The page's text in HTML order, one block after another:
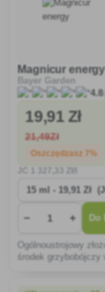
Magnicur energy
Bayer Garden
4.8
19,91 Zł
21,49Zł
Oszczędzasz 7%
1 327
− + Do
Ogólnoustrojowy
środek grzybobójczy